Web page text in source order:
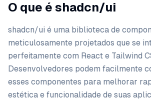
O que é shadcn/ui
shadcn/ui é uma biblioteca de
meticulosamente projetados que se
perfeitamente com React e Tailwind
Desenvolvedores podem facilmente
esses componentes para melhorar
estética e funcionalidade de suas